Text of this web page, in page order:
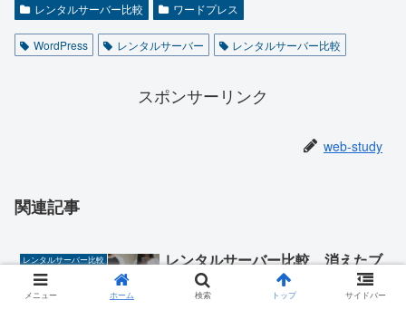
レンタルサーバー比較 ワードプレス
WordPress レンタルサーバー レンタルサーバー比較
スポンサーリンク
web-study
関連記事
レンタルサーバー比較
レンタルサーバー比較 消えたブ
ログが復活出来る？！
メニュー ホーム 検索 トップ サイドバー